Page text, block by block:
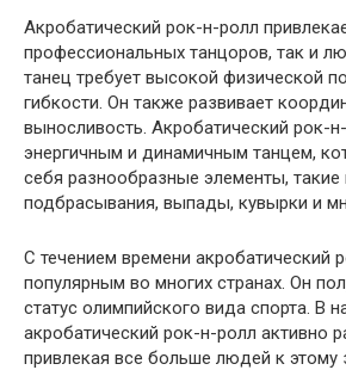
Акробатический рок-н-ролл
профессиональных танцоров, так и
танец требует высокой физической
гибкости. Он также развивает
выносливость. Акробатический рок-
энергичным и динамичным танцем,
себя разнообразные элементы, такие
подбрасывания, выпады, кувырки и
С течением времени акробатический
популярным во многих странах. Он
статус олимпийского вида спорта. В
акробатический рок-н-ролл активно
привлекая все больше людей к